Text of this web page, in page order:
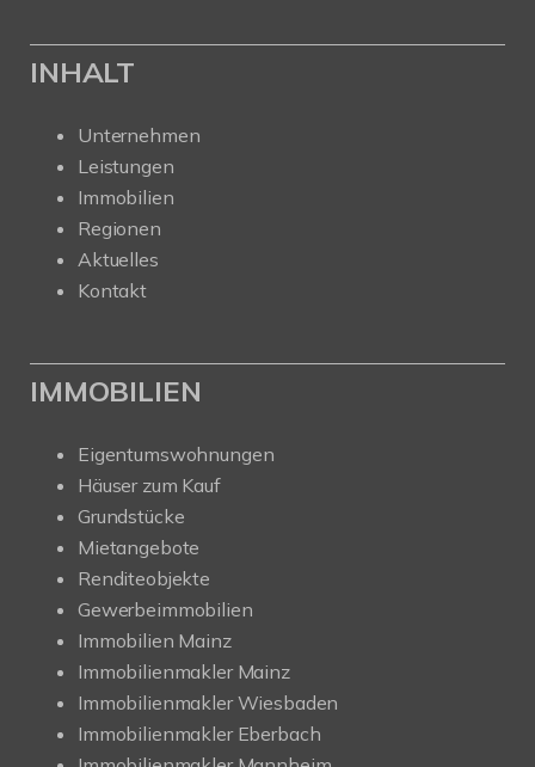
INHALT
Unternehmen
Leistungen
Immobilien
Regionen
Aktuelles
Kontakt
IMMOBILIEN
Eigentumswohnungen
Häuser zum Kauf
Grundstücke
Mietangebote
Renditeobjekte
Gewerbeimmobilien
Immobilien Mainz
Immobilienmakler Mainz
Immobilienmakler Wiesbaden
Immobilienmakler Eberbach